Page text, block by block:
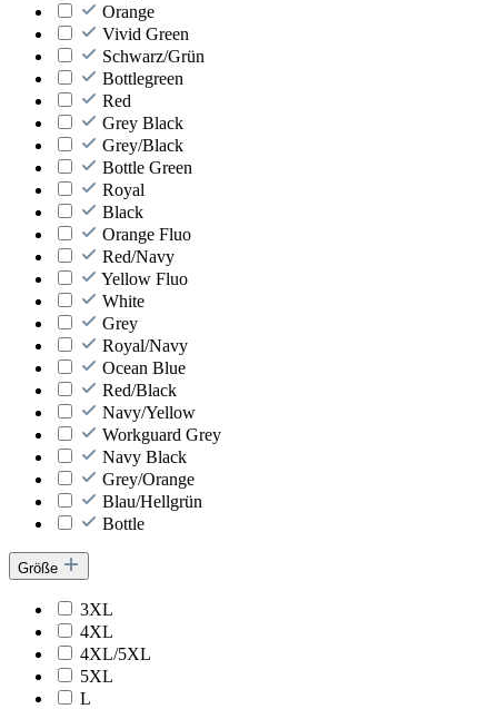
Orange
Vivid Green
Schwarz/Grün
Bottlegreen
Red
Grey Black
Grey/Black
Bottle Green
Royal
Black
Orange Fluo
Red/Navy
Yellow Fluo
White
Grey
Royal/Navy
Ocean Blue
Red/Black
Navy/Yellow
Workguard Grey
Navy Black
Grey/Orange
Blau/Hellgrün
Bottle
Größe
3XL
4XL
4XL/5XL
5XL
L